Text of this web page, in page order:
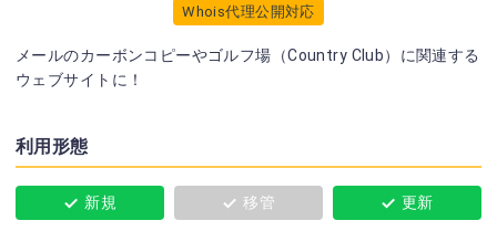
Whois代理公開対応
メールのカーボンコピーやゴルフ場（Country Club）に関連する
ウェブサイトに！
利用形態
新規 移管 更新